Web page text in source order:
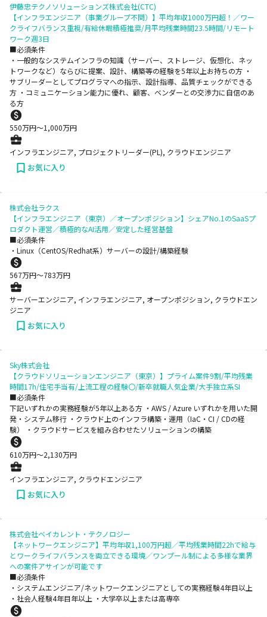
伊藤忠テクノソリューションズ株式会社(CTC)
【インフラエンジニア（事業グループ不問）】平均年収1000万円超！／ワー
クライフバランス重視/有給休暇積極推奨/月平均残業時間23.5時間/リモート
ワーク週3日
■必須条件
・一般的なシステムインフラの知識（サーバー、ストレージ、仮想化、ネッ
トワークなど）ならびに提案、設計、構築等の経験を5年以上お持ちの方 ・
サブリーダーとしてプログラマへの指示、設計指導、品質チェックができる
方 ・コミュニケーション能力に優れ、顧客、ベンダーとの交渉力に自信のあ
る方
550万円〜1,000万円
インフラエンジニア, プロジェクトリーダー(PL), クラウドエンジニア
お気に入り
株式会社ラクス
【インフラエンジニア（東京）／オープンポジション】シェアNo.1のSaaSプ
ロダクト運営／積極的なAI活用／安定した経営基盤
■必須条件
・Linux（CentOS/Redhat系）サーバーの設計/構築経験
567万円〜783万円
サーバーエンジニア, インフラエンジニア, オープンポジション, クラウドエン
ジニア
お気に入り
Sky株式会社
【クラウドソリューションエンジニア（東京）】プライム案件9割/平均残業
時間17h/住宅手当有/上流工程の経験〇/新卒就職人気企業/大手独立系SI
■必須条件
下記いずれかの実務経験が5年以上ある方 ・AWS / Azure いずれかを用いた開
発・システム移行 ・クラウド上のインフラ構築・運用（IaC・CI / CDの経
験） ・クラウドサービスを組み合わせたソリューションの構築
610万円〜2,130万円
インフラエンジニア, クラウドエンジニア
お気に入り
株式会社ベイカレント・テクノロジー
【ネットワークエンジニア】平均年収1,100万円超／平均残業時間22hで給与
とワークライフバランスを両立できる環境／ワンプール制による多様な業界
への案件アサインが可能です
■必須条件
・システムエンジニア/ネットワークエンジニアとしての実務経験4年目以上
・社会人経験4年目年以上 ・大学卒以上または高専卒